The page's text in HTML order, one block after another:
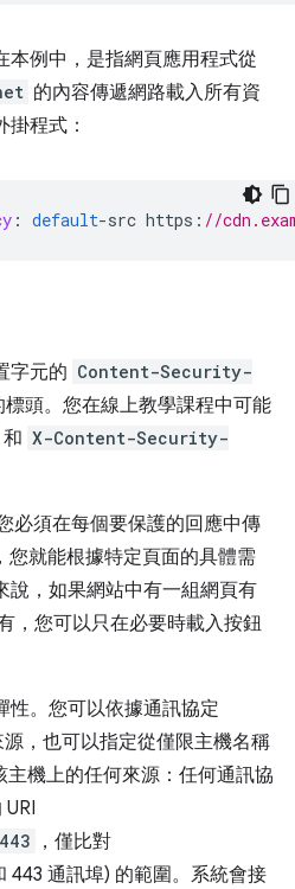
本例中，是指網頁應用程式從
的內容傳遞網路載入所有資
程式：
: default-src https : //
字元的 Content-Security-
頭。您在線上教學課程中可能
和 X-Content-Security-
必須在每個要保護的回應中傳
您就能根據特定頁面的具體需
說，如果網站中有一組網頁有
，您可以只在必要時載入按鈕
性。您可以依據通訊協定
源，也可以指定從僅限主機名稱
主機上的任何來源：任何通訊協
，僅比對
443 通訊埠) 的範圍。系統會接